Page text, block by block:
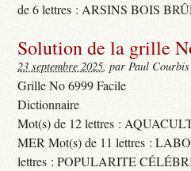
de 6 lettres : ARSINS BOIS
Solution de la grille
23 septembre 2025, par Paul Courbis
Grille No 6999 Facile
Dictionnaire
Mot(s) de 12 lettres :
MER Mot(s) de 11 lettres :
lettres : POPULARITE